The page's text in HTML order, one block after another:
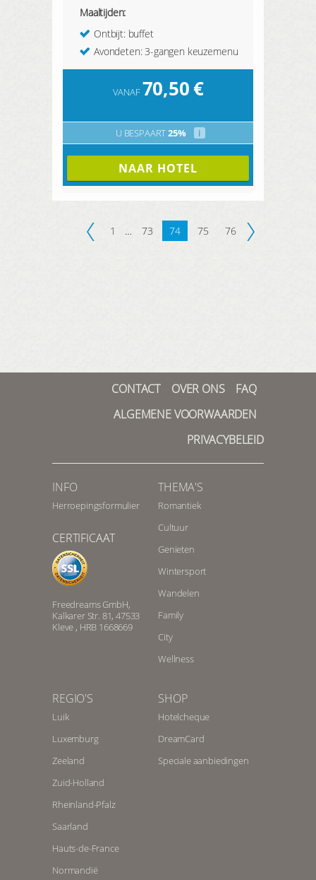
Maaltijden:
Ontbijt: buffet
Avondeten: 3-gangen keuzemenu
VANAF70,50€
U BESPAART25% i
NAAR HOTEL
1 … 73 74 75 76
CONTACT OVER ONS
FAQ
ALGEMENE VOORWAARDEN
PRIVACYBELEID
INFO
Herroepingsformulier
CERTIFICAAT
Freedreams GmbH,
Kalkarer Str. 81, 47533
Kleve , HRB 1668669
THEMA'S
Romantiek
Cultuur
Genieten
Wintersport
Wandelen
Family
City
Wellness
REGIO'S
Luik
Luxemburg
Zeeland
Zuid-Holland
Rheinland-Pfalz
Saarland
Hauts-de-France
Normandië
SHOP
Hotelcheque
DreamCard
Speciale aanbiedingen